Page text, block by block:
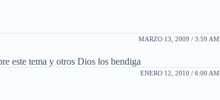
MARZO 13, 2009 / 3:59 AM
este tema y otros Dios los bendiga
ENERO 12, 2010 / 6:00 AM